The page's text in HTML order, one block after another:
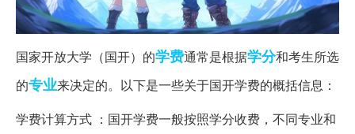
国家开放大学（国开）的学费通常是根据学分和考生所选
的专业来决定的。以下是一些关于国开学费的概括信息：
学费计算方式 ：国开学费一般按照学分收费，不同专业和